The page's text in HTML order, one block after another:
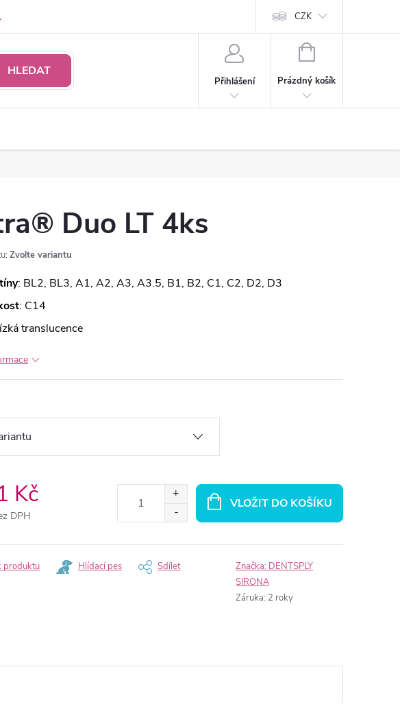
CZK
HLEDAT
Přihlášení
NÁKUPNÍ
Prázdný košík
Duo LT 4ks
Zvolte variantu
: BL2, BL3, A1, A2, A3, A3.5, B1, B2, C1, C2, D2, D3
: C14
translucence
Kč
DPH
VLOŽIT DO KOŠÍKU
produktu Hlídací pes Sdílet Značka: DENTSPLY
SIRONA
Záruka: 2 roky